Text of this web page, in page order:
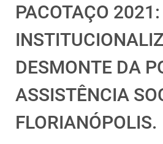
PACOTAÇO
DESMONTE DA
ASSISTÊNCIA
FLORIANÓPOLIS.